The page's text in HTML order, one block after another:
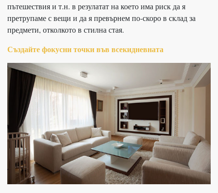
пътешествия и т.н. в резулатат на което има риск да я
претрупаме с вещи и да я превърнем по-скоро в склад за
предмети, отколкото в стилна стая.
Създайте фокусни точки във всекидневната